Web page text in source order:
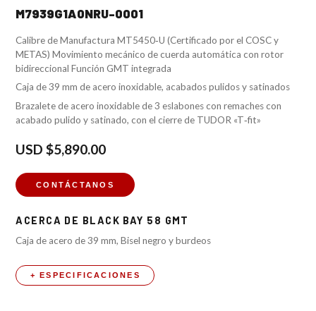
M7939G1A0NRU-0001
Calibre de Manufactura MT5450‑U (Certificado por el COSC y
METAS) Movimiento mecánico de cuerda automática con rotor
bidireccional Función GMT integrada
Caja de 39 mm de acero inoxidable, acabados pulidos y satinados
Brazalete de acero inoxidable de 3 eslabones con remaches con
acabado pulido y satinado, con el cierre de TUDOR «T‑fit»
USD$5,890.00
CONTÁCTANOS
ACERCA DE BLACK BAY 58 GMT
Caja de acero de 39 mm, Bisel negro y burdeos
+ ESPECIFICACIONES